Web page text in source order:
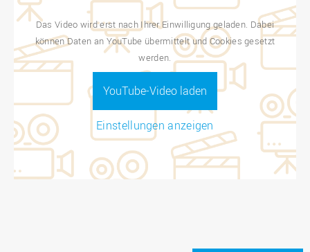
Das Video wird erst nach Ihrer Einwilligung geladen. Dabei
können Daten an YouTube übermittelt und Cookies gesetzt
werden.
YouTube-Video laden
Einstellungen anzeigen